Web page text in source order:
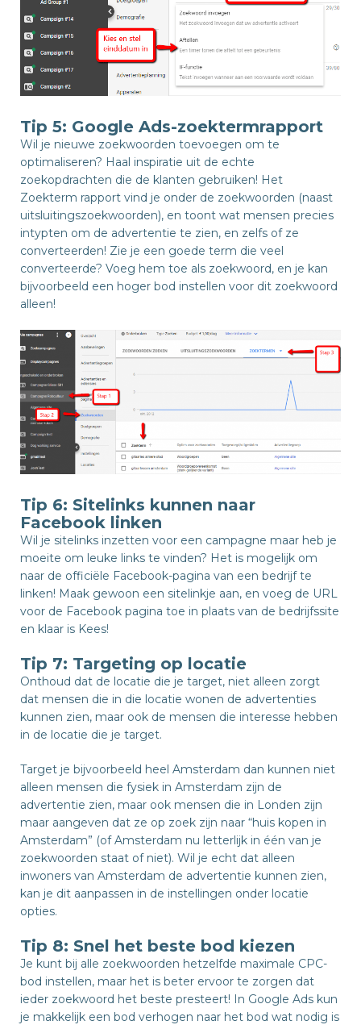
Tip 5: Google Ads-zoektermrapport
Wil je nieuwe zoekwoorden toevoegen om te
optimaliseren? Haal inspiratie uit de echte
zoekopdrachten die de klanten gebruiken! Het
Zoekterm rapport vind je onder de zoekwoorden (naast
uitsluitingszoekwoorden), en toont wat mensen precies
intypten om de advertentie te zien, en zelfs of ze
converteerden! Zie je een goede term die veel
converteerde? Voeg hem toe als zoekwoord, en je kan
bijvoorbeeld een hoger bod instellen voor dit zoekwoord
alleen!
Tip 6: Sitelinks kunnen naar
Facebook linken
Wil je sitelinks inzetten voor een campagne maar heb je
moeite om leuke links te vinden? Het is mogelijk om
naar de officiële Facebook-pagina van een bedrijf te
linken! Maak gewoon een sitelinkje aan, en voeg de URL
voor de Facebook pagina toe in plaats van de bedrijfssite
en klaar is Kees!
Tip 7: Targeting op locatie
Onthoud dat de locatie die je target, niet alleen zorgt
dat mensen die in die locatie wonen de advertenties
kunnen zien, maar ook de mensen die interesse hebben
in de locatie die je target.
Target je bijvoorbeeld heel Amsterdam dan kunnen niet
alleen mensen die fysiek in Amsterdam zijn de
advertentie zien, maar ook mensen die in Londen zijn
maar aangeven dat ze op zoek zijn naar “huis kopen in
Amsterdam” (of Amsterdam nu letterlijk in één van je
zoekwoorden staat of niet). Wil je echt dat alleen
inwoners van Amsterdam de advertentie kunnen zien,
kan je dit aanpassen in de instellingen onder locatie
opties.
Tip 8: Snel het beste bod kiezen
Je kunt bij alle zoekwoorden hetzelfde maximale CPC-
bod instellen, maar het is beter ervoor te zorgen dat
ieder zoekwoord het beste presteert! In Google Ads kun
je makkelijk een bod verhogen naar het bod wat nodig is